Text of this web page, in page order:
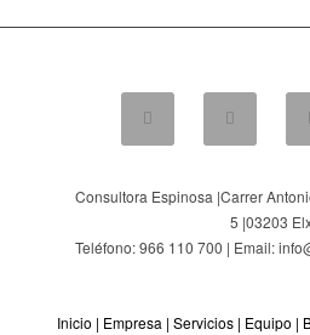
Consultora Espinosa |Carrer
5 |03203
Teléfono: 966 110 700 | Email:
Inicio | Empresa | Servicios| Equipo |